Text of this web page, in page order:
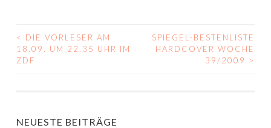
BEITRAGS-
NAVIGATION
<
DIE VORLESER AM
18.09. UM 22.35 UHR IM
ZDF
SPIEGEL-BESTENLISTE
HARDCOVER WOCHE
39/2009
>
NEUESTE BEITRÄGE